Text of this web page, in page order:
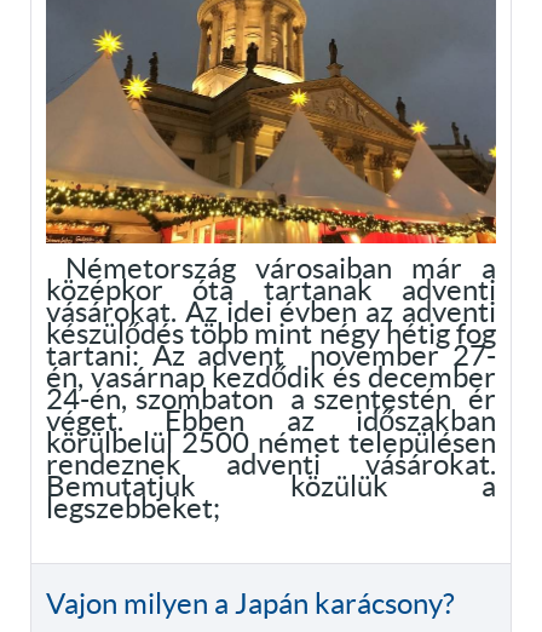
Németország városaiban már a
középkor óta tartanak adventi
vásárokat. Az idei évben az adventi
készülődés több mint négy hétig fog
tartani: Az advent november 27-
én, vasárnap kezdődik és december
24-én, szombaton a szentestén ér
véget. Ebben az időszakban
körülbelül 2500 német településen
rendeznek adventi vásárokat.
Bemutatjuk közülük a
legszebbeket;
Vajon milyen a Japán karácsony?